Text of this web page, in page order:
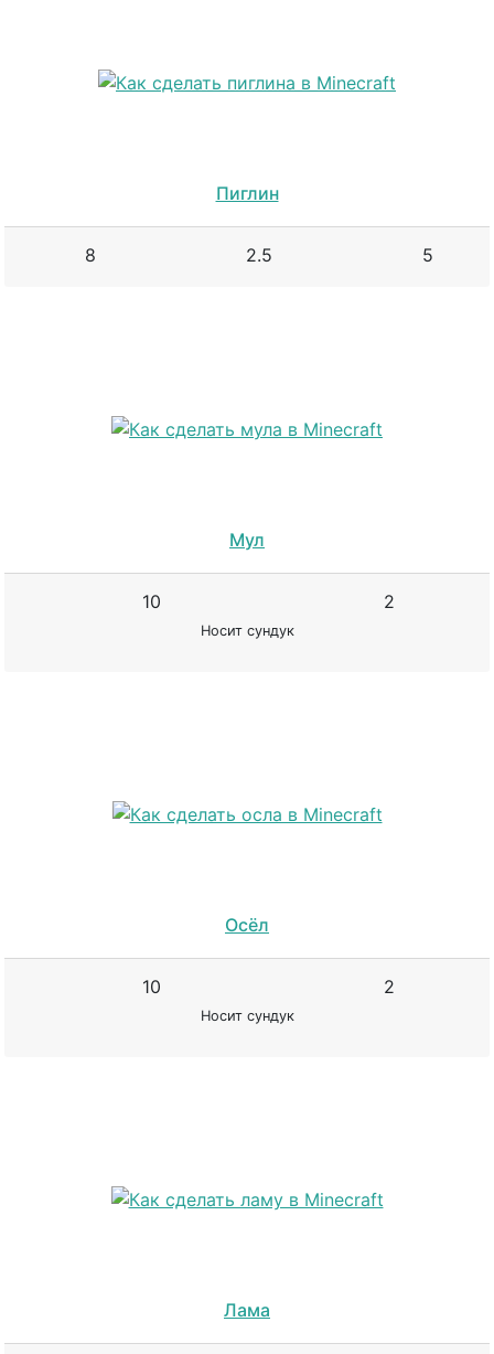
Пиглин
8 2.5 5
Мул
10 2
Носит сундук
Осёл
10 2
Носит сундук
Лама